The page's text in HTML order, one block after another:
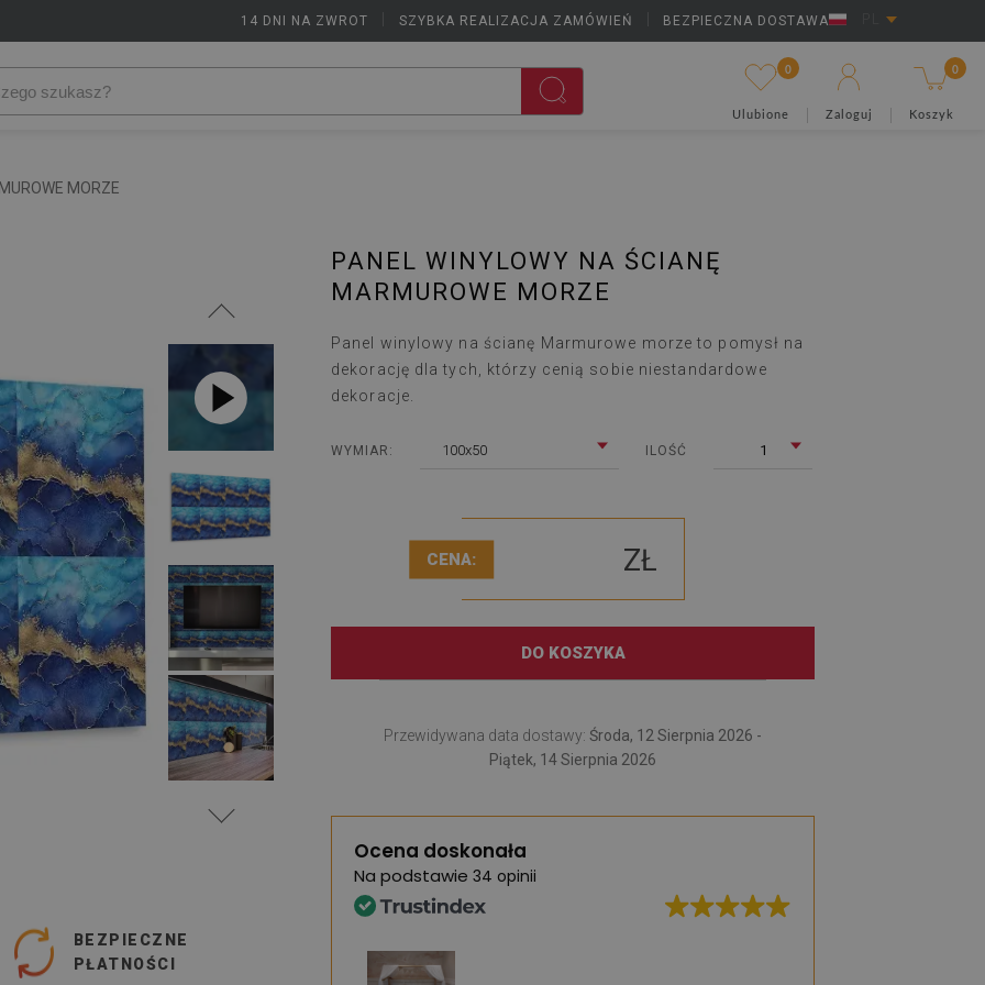
14 DNI NA ZWROT SZYBKA REALIZACJA ZAMÓWIEŃ BEZPIECZNA DOSTAWA
0
Ulubione Zaloguj
0
Koszyk
MORZE
BEZPIECZNE
PŁATNOŚCI
PANEL WINYLOWY NA ŚCIANĘ
MARMUROWE MORZE
Panel winylowy na ścianę Marmurowe morze to pomysł na
dekorację dla tych, którzy cenią sobie niestandardowe
dekoracje.
WYMIAR: 100x50 ILOŚĆ 1
CENA: ZŁ
DO KOSZYKA
Przewidywana data dostawy: Środa, 12 Sierpnia 2026 -
Piątek, 14 Sierpnia 2026
Ocena doskonała
Na podstawie 34 opinii